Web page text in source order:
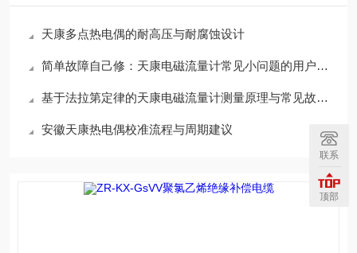
天康多点热电偶的耐高压与耐腐蚀设计
简单故障自己修：天康电磁流量计常见小问题的用户自行处理方法
基于法拉第定律的天康电磁流量计测量原理与常见故障检修维护指南
安徽天康热电偶校准流程与周期建议
联系
顶部